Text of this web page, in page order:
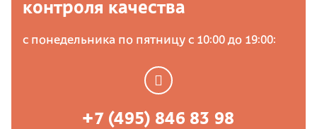
контроля качества
с понедельника по пятницу с 10:00 до 19:00:
+7 (495) 846 83 98